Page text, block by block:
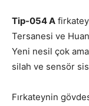
Tip-054 A
Tersanesi ve
Yeni nesil çok
silah ve sensör
Fırkateynin